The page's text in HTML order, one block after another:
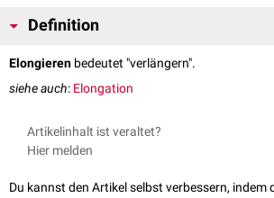
Definition
Elongieren bedeutet "verlängern".
siehe auch: Elongation
Artikelinhalt ist veraltet?
Hier melden
Du kannst den Artikel selbst verbessern, indem